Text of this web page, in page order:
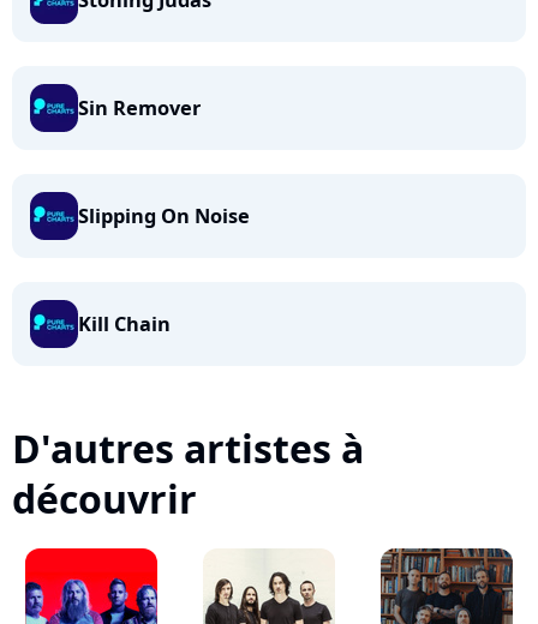
Sin Remover
Slipping On Noise
Kill Chain
D'autres artistes à
découvrir